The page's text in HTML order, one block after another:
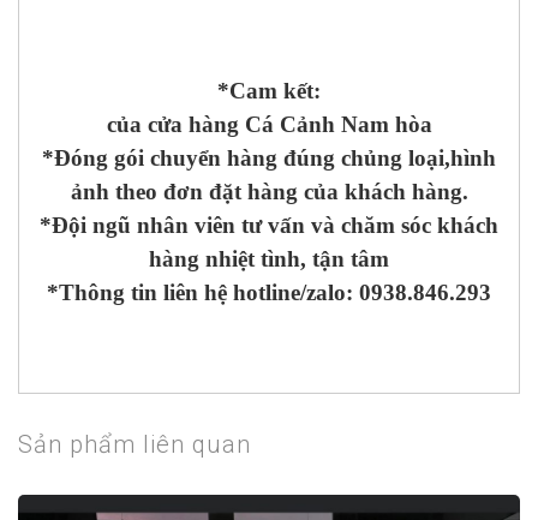
*Cam kết:
của cửa hàng Cá Cảnh Nam hòa
*Đóng gói chuyển hàng đúng chủng loại,hình
ảnh theo đơn đặt hàng của khách hàng.
*Đội ngũ nhân viên tư vấn và chăm sóc khách
hàng nhiệt tình, tận tâm
*Thông tin liên hệ hotline/zalo: 0938.846.293
Sản phẩm liên quan